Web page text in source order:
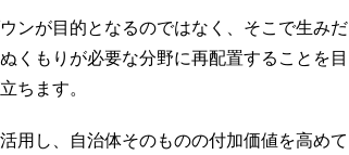
ンが目的となるのではなく、そこで生みだ
くもりが必要な分野に再配置することを目
ちます。
用し、自治体そのものの付加価値を高めて